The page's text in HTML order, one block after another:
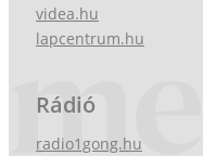
videa.hu
lapcentrum.hu
Rádió
radio1gong.hu